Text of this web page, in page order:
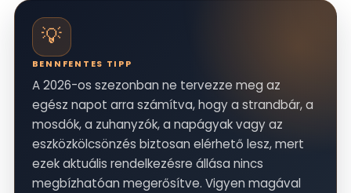
💡
BENNFENTES TIPP
A 2026-os szezonban ne tervezze meg az
egész napot arra számítva, hogy a strandbár, a
mosdók, a zuhanyzók, a napágyak vagy az
eszközkölcsönzés biztosan elérhető lesz, mert
ezek aktuális rendelkezésre állása nincs
megbízhatóan megerősítve. Vigyen magával